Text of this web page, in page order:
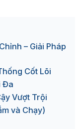
– Giải Pháp
Cốt Lõi
Đa
Vượt Trội
và Chạy)